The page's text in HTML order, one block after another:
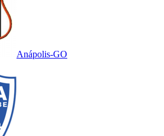
Anápolis-GO